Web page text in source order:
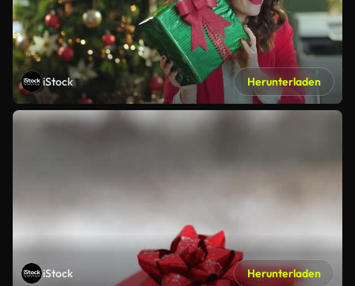
iStock Herunterladen
iStock Herunterladen